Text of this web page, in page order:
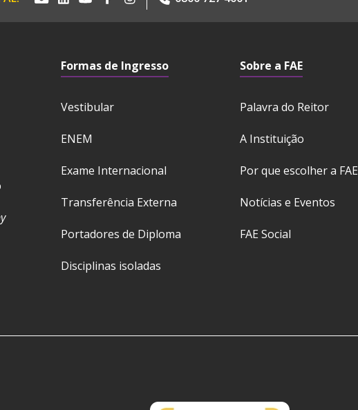
Formas de Ingresso
Vestibular
ENEM
Exame Internacional
Transferência Externa
Portadores de Diploma
Disciplinas isoladas
Sobre a FAE
Palavra do Reitor
A Instituição
Por que escolher a FAE
Notícias e Eventos
FAE Social